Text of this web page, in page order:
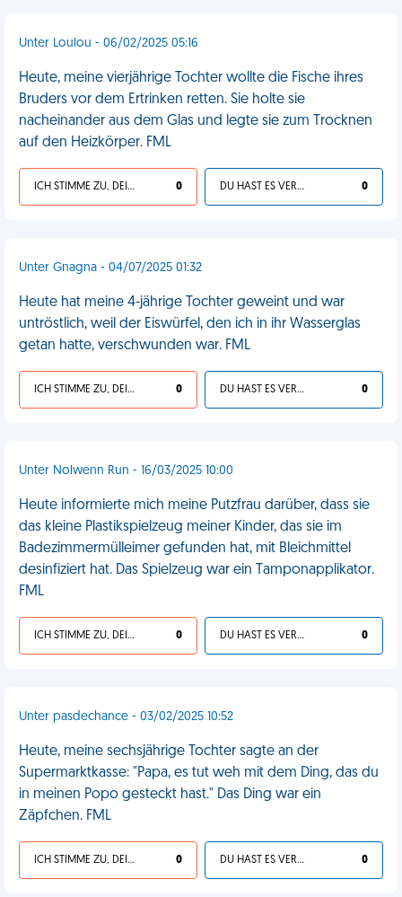
Unter Loulou - 06/02/2025 05:16
Heute, meine vierjährige Tochter wollte die Fische ihres
Bruders vor dem Ertrinken retten. Sie holte sie
nacheinander aus dem Glas und legte sie zum Trocknen
auf den Heizkörper. FML
ICH STIMME ZU, DEIN LEBEN IST SCHEISSE 0 DU HAST ES VERDIENT 0
Unter Gnagna - 04/07/2025 01:32
Heute hat meine 4-jährige Tochter geweint und war
untröstlich, weil der Eiswürfel, den ich in ihr Wasserglas
getan hatte, verschwunden war. FML
ICH STIMME ZU, DEIN LEBEN IST SCHEISSE 0 DU HAST ES VERDIENT 0
Unter Nolwenn Run - 16/03/2025 10:00
Heute informierte mich meine Putzfrau darüber, dass sie
das kleine Plastikspielzeug meiner Kinder, das sie im
Badezimmermülleimer gefunden hat, mit Bleichmittel
desinfiziert hat. Das Spielzeug war ein Tamponapplikator.
FML
ICH STIMME ZU, DEIN LEBEN IST SCHEISSE 0 DU HAST ES VERDIENT 0
Unter pasdechance - 03/02/2025 10:52
Heute, meine sechsjährige Tochter sagte an der
Supermarktkasse: "Papa, es tut weh mit dem Ding, das du
in meinen Popo gesteckt hast." Das Ding war ein
Zäpfchen. FML
ICH STIMME ZU, DEIN LEBEN IST SCHEISSE 0 DU HAST ES VERDIENT 0